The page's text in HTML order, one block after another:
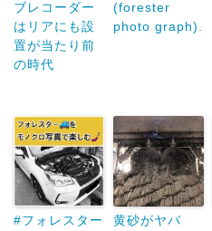
ブレコーダー
はリアにも設
置が当たり前
の時代
(forester
photo graph).
#フォレスター
黄砂がヤバ